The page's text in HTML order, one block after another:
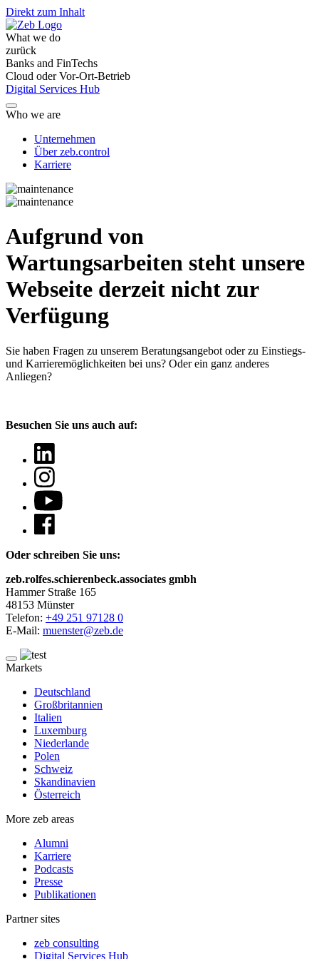
Direkt zum Inhalt
What we do
zurück
Banks and FinTechs
Cloud oder Vor-Ort-Betrieb
Digital Services Hub
Who we are
Unternehmen
Über zeb.control
Karriere
Aufgrund von
Wartungsarbeiten steht unsere
Webseite derzeit nicht zur
Verfügung
Sie haben Fragen zu unserem Beratungsangebot oder zu Einstiegs-
und Karrieremöglichkeiten bei uns? Oder ein ganz anderes
Anliegen?
Besuchen Sie uns auch auf:
Oder schreiben Sie uns:
zeb.rolfes.schierenbeck.associates gmbh
Hammer Straße 165
48153 Münster
Telefon: +49 251 97128 0
E-Mail: muenster@zeb.de
Markets
Deutschland
Großbritannien
Italien
Luxemburg
Niederlande
Polen
Schweiz
Skandinavien
Österreich
More zeb areas
Alumni
Karriere
Podcasts
Presse
Publikationen
Partner sites
zeb consulting
Digital Services Hub